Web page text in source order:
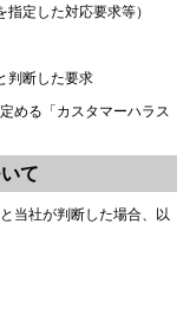
定した対応要求等）
判断した要求
める「カスタマーハラス
て
当社が判断した場合、以